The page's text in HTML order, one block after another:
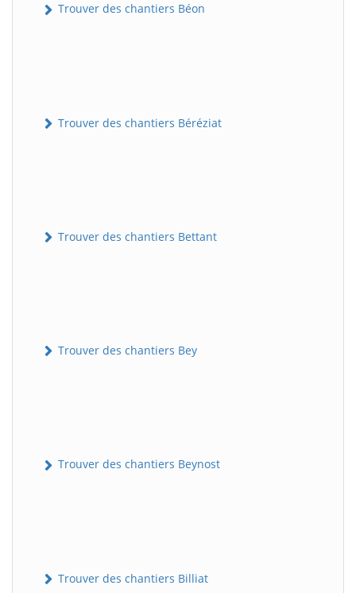
Trouver des chantiers Béon
Trouver des chantiers Béréziat
Trouver des chantiers Bettant
Trouver des chantiers Bey
Trouver des chantiers Beynost
Trouver des chantiers Billiat